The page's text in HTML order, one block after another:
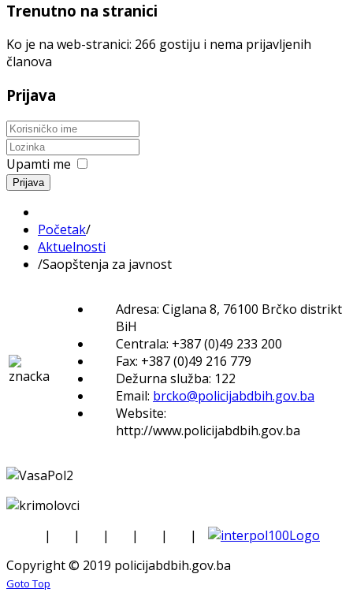
Trenutno na stranici
Ko je na web-stranici: 266 gostiju i nema prijavljenih
članova
Prijava
Upamti me
Prijava
Početak/
Aktuelnosti
/Saopštenja za javnost
Adresa: Ciglana 8, 76100 Brčko distrikt
BiH
Centrala: +387 (0)49 233 200
Fax: +387 (0)49 216 779
Dežurna služba: 122
Email: brcko@policijabdbih.gov.ba
Website:
http://www.policijabdbih.gov.ba
| | | | |
|
Copyright © 2019 policijabdbih.gov.ba
Goto Top